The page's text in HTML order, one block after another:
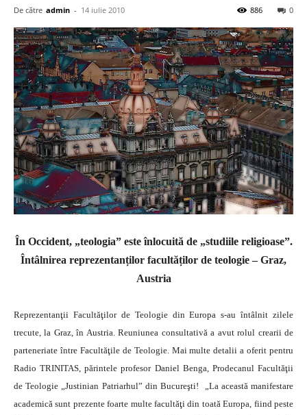
De către admin - 14 iulie 2010 0
886
În Occident, „teologia” este înlocuită de „studiile religioase”.
Întâlnirea reprezentanților facultăților de teologie – Graz,
Austria
Reprezentanţii Facultăţilor de Teologie din Europa s-au întâlnit zilele
trecute, la Graz, în Austria. Reuniunea consultativă a avut rolul crearii de
parteneriate între Facultăţile de Teologie. Mai multe detalii a oferit pentru
Radio TRINITAS, părintele profesor Daniel Benga, Prodecanul Facultăţii
de Teologie „Justinian Patriarhul” din Bucureşti!
„La această manifestare
academică sunt prezente foarte multe facultăţi din toată Europa, fiind peste